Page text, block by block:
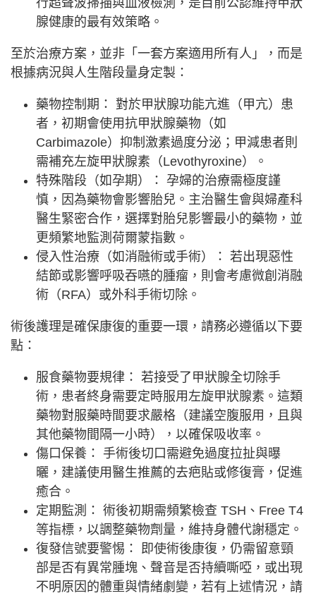
行超聲波掃描與血液檢測，是目前公認維持甲狀
腺健康的最有效策略。
至於治療方案，並非「一套方案適用所有人」，而是
根據病況與人生階段量身定製：
藥物控制期： 對於甲狀腺功能亢進（甲亢）患
者，初期會使用抗甲狀腺藥物（如
Carbimazole）抑制激素過度分泌；甲減患者則
需補充左旋甲狀腺素（Levothyroxine）。
特殊階段（如孕期）： 孕婦的治療需極度謹
慎，因為藥物會影響胎兒。主治醫生會與婦產科
醫生緊密合作，選擇對胎兒影響最小的藥物，並
更頻繁地監測荷爾蒙指數。
侵入性治療（如消融術或手術）： 若出現惡性
結節或影響呼吸吞嚥的腫瘤，則會考慮微創消融
術（RFA）或外科手術切除。
術後護理是確保康復的重要一環，請務必遵循以下要
點：
服食藥物要規律： 若接受了甲狀腺全切除手
術，患者終身需要定時服用左旋甲狀腺素。這類
藥物對服藥時間要求嚴格（建議空腹服用，且與
其他藥物間隔一小時），以確保吸收率。
傷口保養： 手術後切口需避免過度拉扯與曝
曬，建議使用醫生推薦的去疤貼或修復膏，促進
癒合。
定期監測： 術後初期需頻繁檢查 TSH、Free T4
等指標，以調整藥物劑量，維持身體代謝穩定。
復發信號要警惕： 即使術後康復，仍需留意頸
部是否有異常腫塊、聲音是否持續嘶啞，或出現
不明原因的體重與情緒劇變，若有上述情況，請